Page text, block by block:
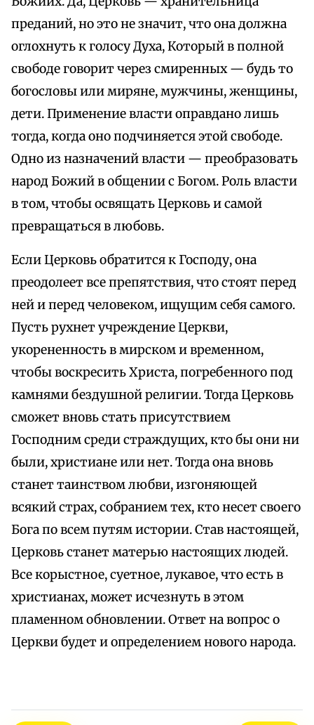
преданий, но это не значит, что она должна
оглохнуть к голосу Духа, Который в полной
свободе говорит через смиренных — будь то
богословы или миряне, мужчины, женщины,
дети. Применение власти оправдано лишь
тогда, когда оно подчиняется этой свободе.
Одно из назначений власти — преобразовать
народ Божий в общении с Богом. Роль власти
в том, чтобы освящать Церковь и самой
превращаться в любовь.
Если Церковь обратится к Господу, она
преодолеет все препятствия, что стоят перед
ней и перед человеком, ищущим себя самого.
Пусть рухнет учреждение Церкви,
укорененность в мирском и временном,
чтобы воскресить Христа, погребенного под
камнями бездушной религии. Тогда Церковь
сможет вновь стать присутствием
Господним среди страждущих, кто бы они ни
были, христиане или нет. Тогда она вновь
станет таинством любви, изгоняющей
всякий страх, собранием тех, кто несет своего
Бога по всем путям истории. Став настоящей,
Церковь станет матерью настоящих людей.
Все корыстное, суетное, лукавое, что есть в
христианах, может исчезнуть в этом
пламенном обновлении. Ответ на вопрос о
Церкви будет и определением нового народа.